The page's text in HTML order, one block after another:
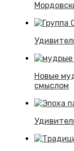
Новые
смыслом